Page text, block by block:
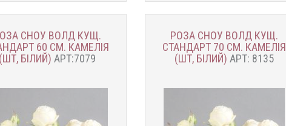
СНОУ ВОЛД КУЩ.
60 СМ. КАМЕЛІЯ
БІЛИЙ) АРТ:7079
РОЗА СНОУ ВОЛД КУЩ.
СТАНДАРТ 70 СМ. КАМЕЛІЯ
(ШТ, БІЛИЙ) АРТ: 8135